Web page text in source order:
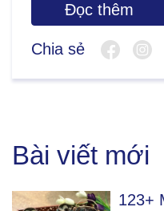
Đọc thêm
Chia sẻ
Bài viết mới
123+